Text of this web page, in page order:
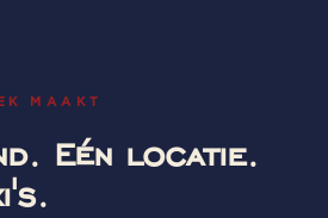
MAAKT
Eén locatie.